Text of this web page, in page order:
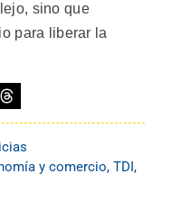
sino que
para liberar la
y comercio, TDI,